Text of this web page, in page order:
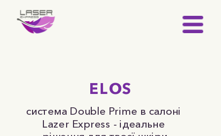
ELOS
система Double Prime в салоні
Lazer Express - ідеальне